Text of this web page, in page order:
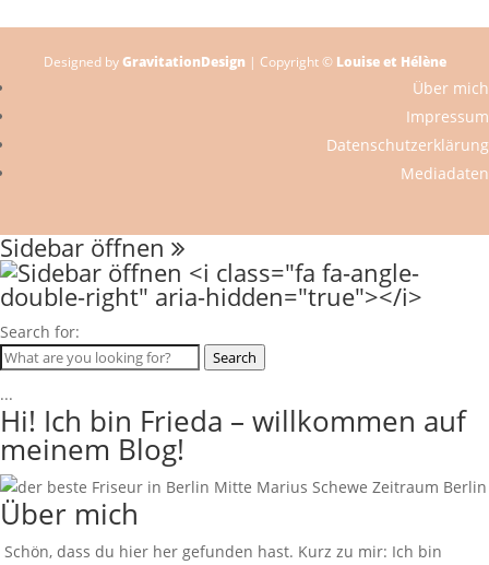
Designed byGravitationDesign | Copyright © Louise et Hélène
Über mich
Impressum
Datenschutzerklärung
Mediadaten
Sidebar öffnen
Search for:
Search
...
Hi! Ich bin Frieda – willkommen auf
meinem Blog!
Über mich
Schön, dass du hier her gefunden hast. Kurz zu mir: Ich bin